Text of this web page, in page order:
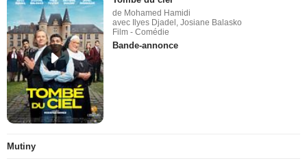
de Mohamed Hamidi
avec Ilyes Djadel, Josiane Balasko
Film - Comédie
Bande-annonce
Mutiny